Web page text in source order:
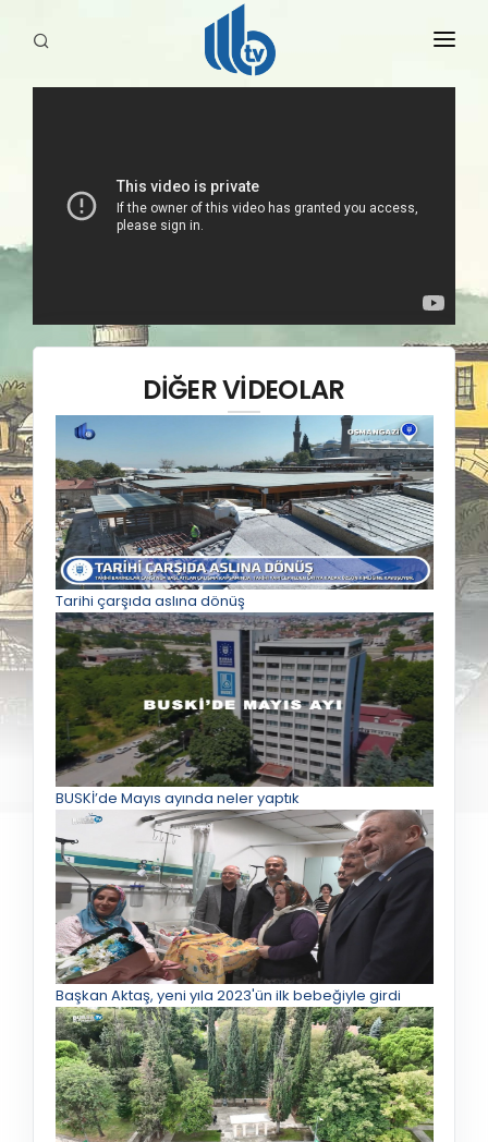
YAYINLARIMIZ
DİĞER VİDEOLAR
Tarihi çarşıda aslına dönüş
BUSKİ’de Mayıs ayında neler yaptık
Başkan Aktaş, yeni yıla 2023'ün ilk bebeğiyle girdi